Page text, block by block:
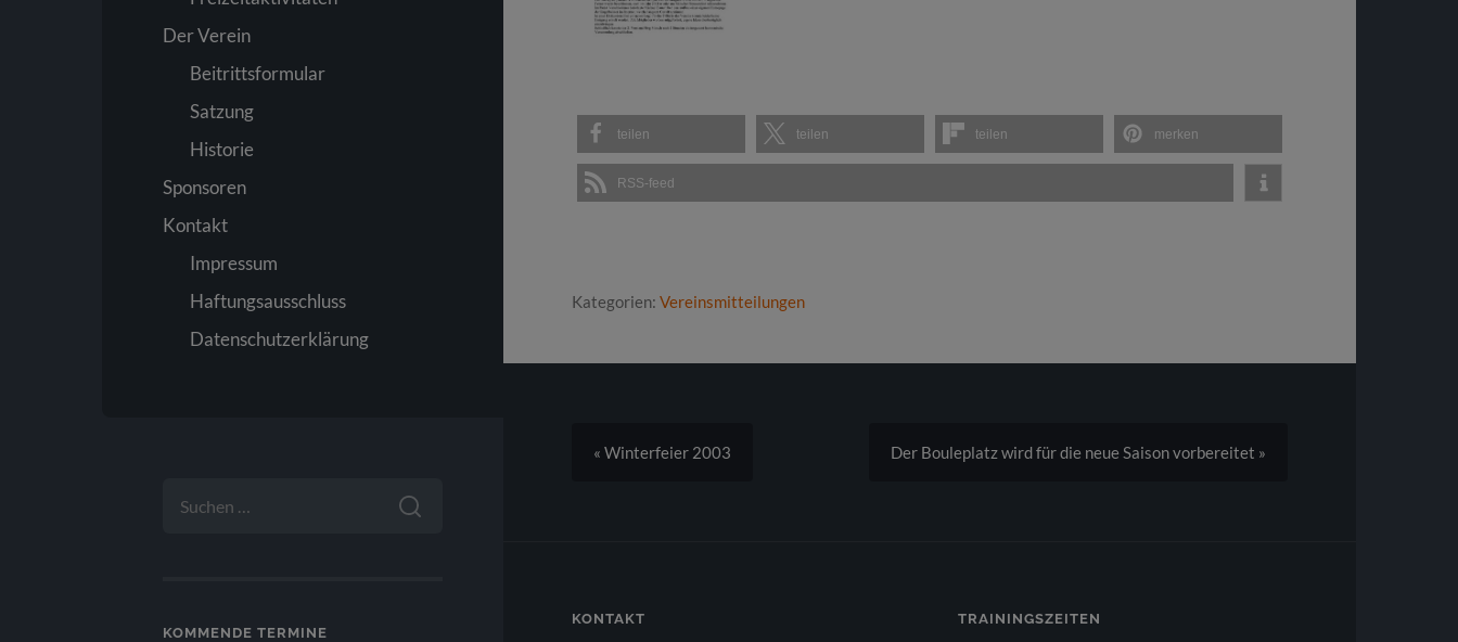
Der Verein
Beitrittsformular
Satzung
Historie
Sponsoren
Kontakt
Impressum
Haftungsausschluss
Datenschutzerklärung
NACH:
KOMMENDE TERMINE
teilen teilen teilen merken
RSS-feed
Kategorien: Vereinsmitteilungen
« Winterfeier 2003 Der Bouleplatz wird für die neue Saison vorbereitet »
KONTAKT TRAININGSZEITEN